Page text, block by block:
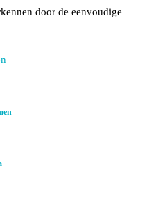
door de eenvoudige